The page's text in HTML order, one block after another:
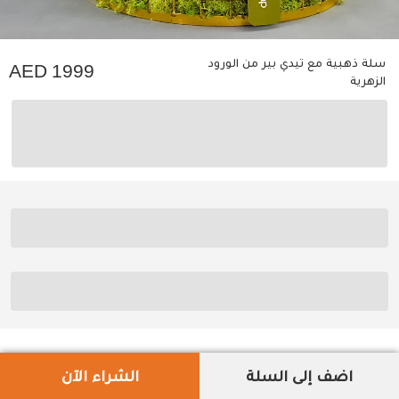
سلة ذهبية مع تيدي بير من الورود
الزهرية
1999
اضف إلى السلة الشراء الآن